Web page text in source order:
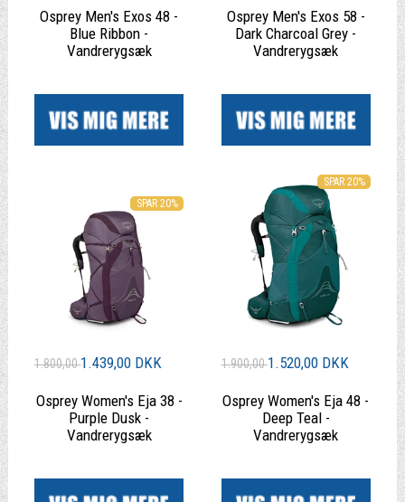
Osprey Men's Exos 48 -
Blue Ribbon -
Vandrerygsæk
Osprey Men's Exos 58 -
Dark Charcoal Grey -
Vandrerygsæk
SPAR 20%
1.800,001.439,00 DKK
Osprey Women's Eja 38 -
Purple Dusk -
Vandrerygsæk
SPAR 20%
1.900,001.520,00 DKK
Osprey Women's Eja 48 -
Deep Teal -
Vandrerygsæk